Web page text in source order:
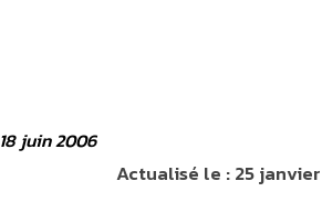
18 juin 2006
Actualisé le :25